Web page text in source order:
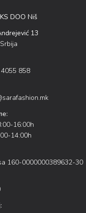
DOO Niš
13
858
16:00h
14:00h
160-0000000389632-30